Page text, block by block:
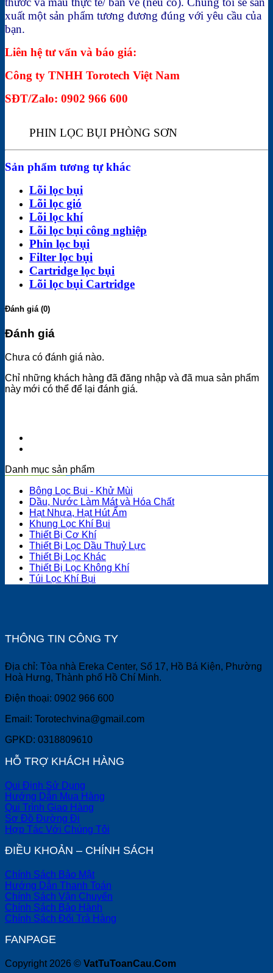
xuất một sản phẩm tương đương đúng với yêu cầu của
bạn.
Liên hệ tư vấn và báo giá:
Công ty TNHH Torotech Việt Nam
SĐT/Zalo: 0902 966 600
PHIN LỌC BỤI PHÒNG SƠN
Sản phẩm tương tự khác
Lõi lọc bụi
Lõi lọc gió
Lõi lọc khí
Lõi lọc bụi công nghiệp
Phin lọc bụi
Filter lọc bụi
Cartridge lọc bụi
Lõi lọc bụi Cartridge
Đánh giá (0)
Đánh giá
Chưa có đánh giá nào.
Chỉ những khách hàng đã đăng nhập và đã mua sản phẩm
này mới có thể để lại đánh giá.
Danh mục sản phẩm
Bông Lọc Bụi - Khử Mùi
Dầu, Nước Làm Mát và Hóa Chất
Hạt Nhựa, Hạt Hút Ẩm
Khung Lọc Khí Bụi
Thiết Bị Cơ Khí
Thiết Bị Lọc Dầu Thuỷ Lực
Thiết Bị Lọc Khác
Thiết Bị Lọc Không Khí
Túi Lọc Khí Bụi
THÔNG TIN CÔNG TY
Địa chỉ: Tòa nhà Ereka Center, Số 17, Hồ Bá Kiện, Phường
Hoà Hưng, Thành phố Hồ Chí Minh.
Điện thoại: 0902 966 600
Email: Torotechvina@gmail.com
GPKD: 0318809610
HỖ TRỢ KHÁCH HÀNG
Qui Định Sử Dụng
Hướng Dẫn Mua Hàng
Qui Trình Giao Hàng
Sơ Đồ Đường Đi
Hợp Tác Với Chúng Tôi
ĐIỀU KHOẢN – CHÍNH SÁCH
Chính Sách Bảo Mật
Hướng Dẫn Thanh Toán
Chính Sách Vận Chuyển
Chính Sách Bảo Hành
Chính Sách Đổi Trả Hàng
FANPAGE
Copyright 2026 © VatTuToanCau.Com